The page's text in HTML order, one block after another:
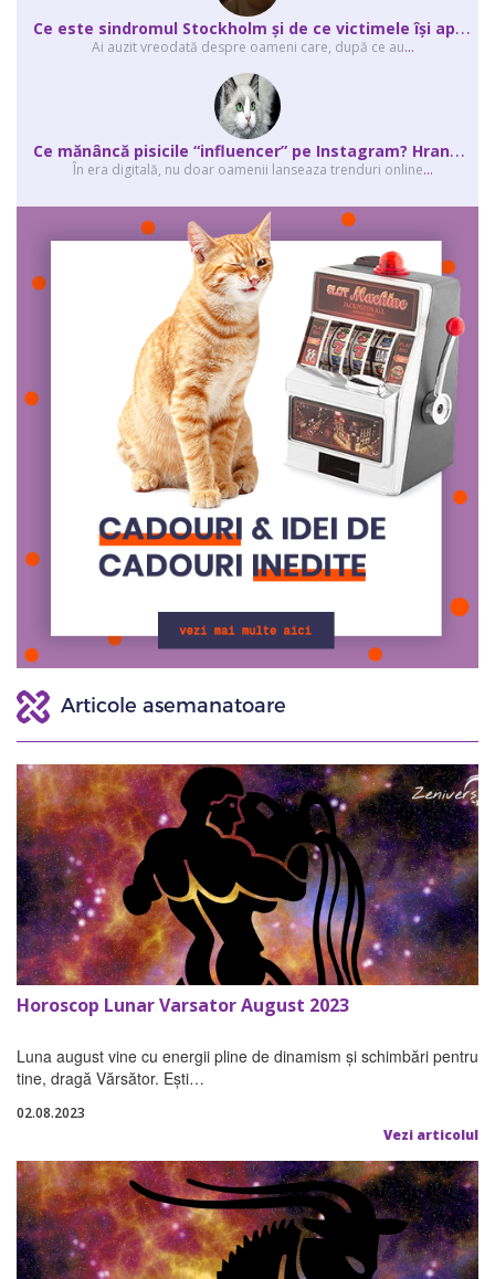
C
e este sindromul Stockholm și de ce victimele își apără agresorii.
Ai auzit vreodată despre oameni care, după ce au...
C
e mănâncă pisicile “influencer” pe Instagram? Hrana lor virală
În era digitală, nu doar oamenii lanseaza trenduri online...
Articole asemanatoare
Horoscop Lunar Varsator August 2023
Luna august vine cu energii pline de dinamism și schimbări pentru
tine, dragă Vărsător. Ești…
02.08.2023
Vezi articolul